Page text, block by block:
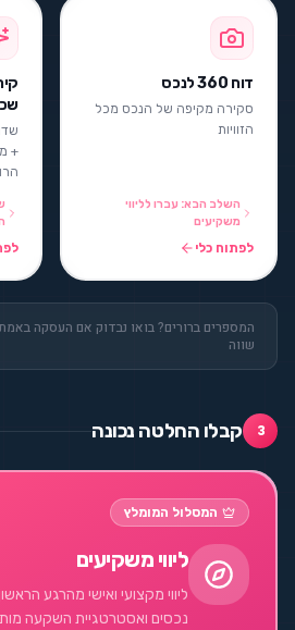
דוח 360 לנכס
סקירה מקיפה של הנכס מכל
הזוויות
השלב הבא: עברו לליווי
משקיעים
לפתוח כלי
+
המספרים ברורים? בואו נבדוק אם העסקה באמת
שווה
3 קבלו החלטה נכונה
המסלול המומלץ
ליווי משקיעים
ליווי מקצועי ואישי מהרגע
נכסים ואסטרטגיית השקעה